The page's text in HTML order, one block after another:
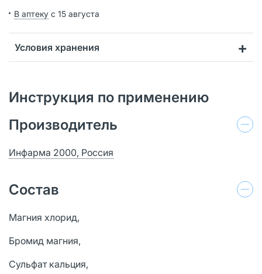
В аптеку с 15 августа
Условия хранения
Инструкция по применению
Производитель
Инфарма 2000, Россия
Состав
Магния хлорид,
Бромид магния,
Сульфат кальция,